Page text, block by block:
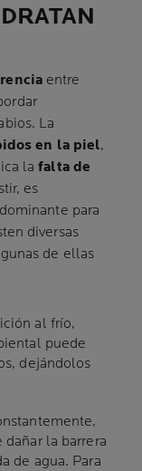
entre
La
en la piel,
lafalta de
es
para
diversas
de ellas
al frío,
puede
dejándolos
la barrera
de agua. Para